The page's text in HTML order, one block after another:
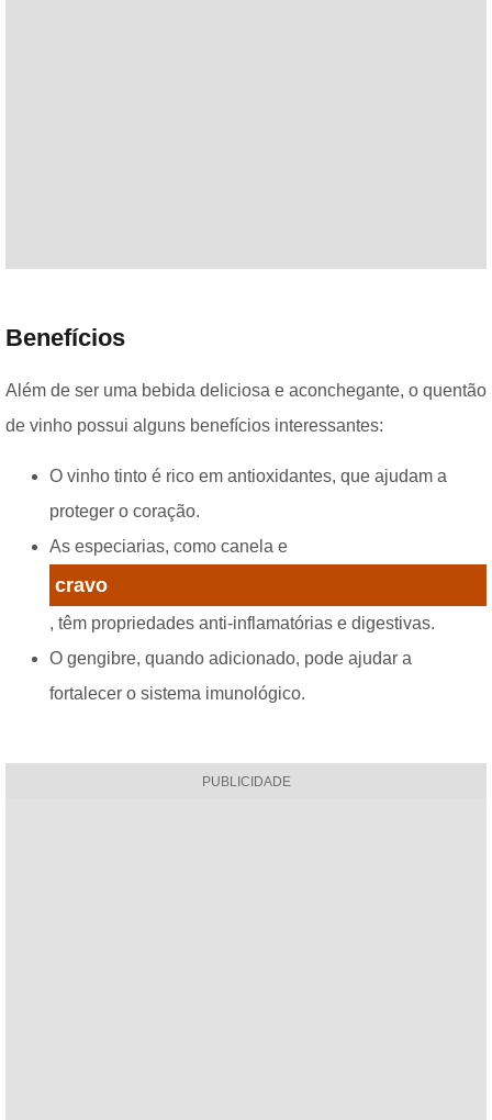
Benefícios
Além de ser uma bebida deliciosa e aconchegante, o quentão
de vinho possui alguns benefícios interessantes:
O vinho tinto é rico em antioxidantes, que ajudam a
proteger o coração.
As especiarias, como canela e
cravo
, têm propriedades anti-inflamatórias e digestivas.
O gengibre, quando adicionado, pode ajudar a
fortalecer o sistema imunológico.
PUBLICIDADE